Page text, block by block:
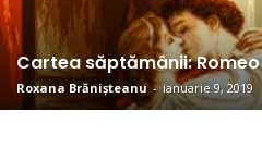
Cartea săptămânii:
Roxana Brănișteanu - ianuarie 9, 2019